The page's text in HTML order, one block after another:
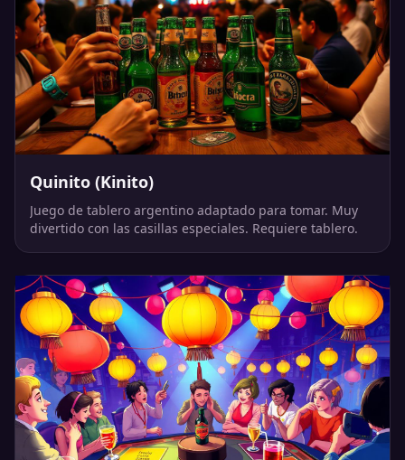
Quinito (Kinito)
Juego de tablero argentino adaptado para tomar. Muy
divertido con las casillas especiales. Requiere tablero.